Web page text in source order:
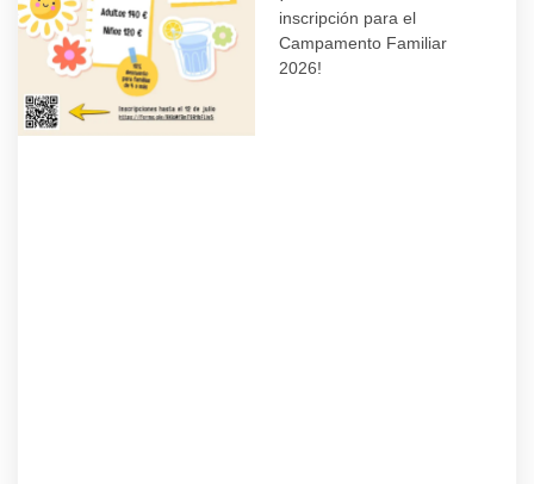
inscripción para el
Campamento Familiar
2026!